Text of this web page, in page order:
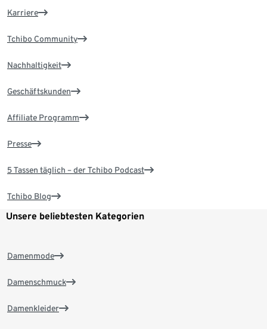
Karriere
Tchibo Community
Nachhaltigkeit
Geschäftskunden
Affiliate Programm
Presse
5 Tassen täglich – der Tchibo Podcast
Tchibo Blog
Unsere beliebtesten Kategorien
Damenmode
Damenschmuck
Damenkleider